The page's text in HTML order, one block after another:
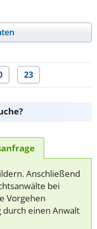
23
Anschließend
bei
Vorgehen
durch einen Anwalt